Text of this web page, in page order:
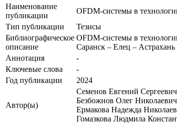
Наименование
публикации
OFDM-системы в
Тип публикации
Тезисы
Библиографическое
описание
OFDM-системы в
Саранск – Елец –
Аннотация
-
Ключевые cлова
-
Год публикации
2024
Автор(ы)
Семенов Евгений Сергеевич
Безбожнов Олег Николаевич
Ермакова Надежда
Гомазкова Людмила